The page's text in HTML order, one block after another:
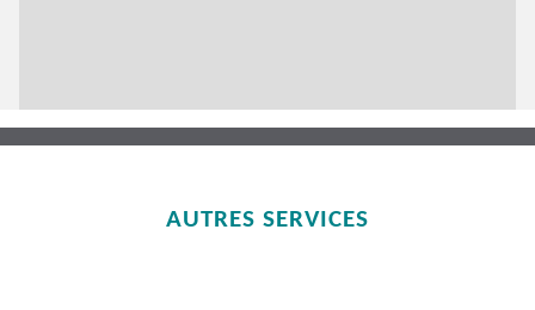
AUTRES SERVICES